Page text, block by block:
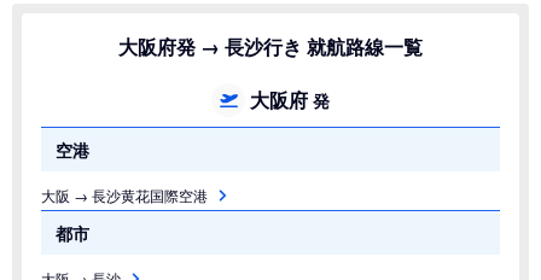
大阪府発 → 長沙行き 就航路線一覧
大阪府 発
空港
大阪 → 長沙黄花国際空港
都市